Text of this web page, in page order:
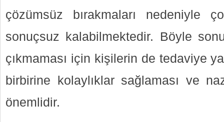
çözümsüz bırakmaları nedeniyle
sonuçsuz kalabilmektedir. Böyle
çıkmaması için kişilerin de tedaviye
birbirine kolaylıklar sağlaması ve
önemlidir.